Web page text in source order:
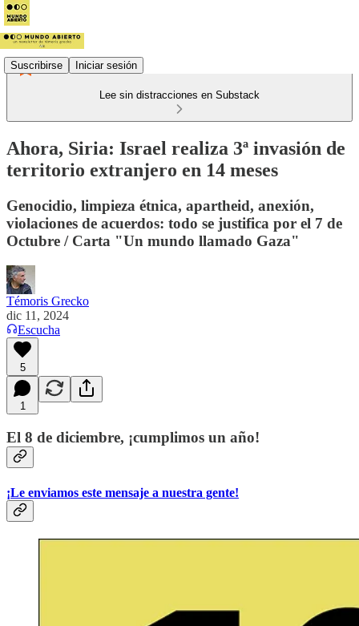
Suscribirse Iniciar sesión
Lee sin distracciones en Substack
Ahora, Siria: Israel realiza 3ª invasión de
territorio extranjero en 14 meses
Genocidio, limpieza étnica, apartheid, anexión,
violaciones de acuerdos: todo se justifica por el 7 de
Octubre / Carta "Un mundo llamado Gaza"
Témoris Grecko
dic 11, 2024
Escucha
5
1
El 8 de diciembre, ¡cumplimos un año!
¡Le enviamos este mensaje a nuestra gente!